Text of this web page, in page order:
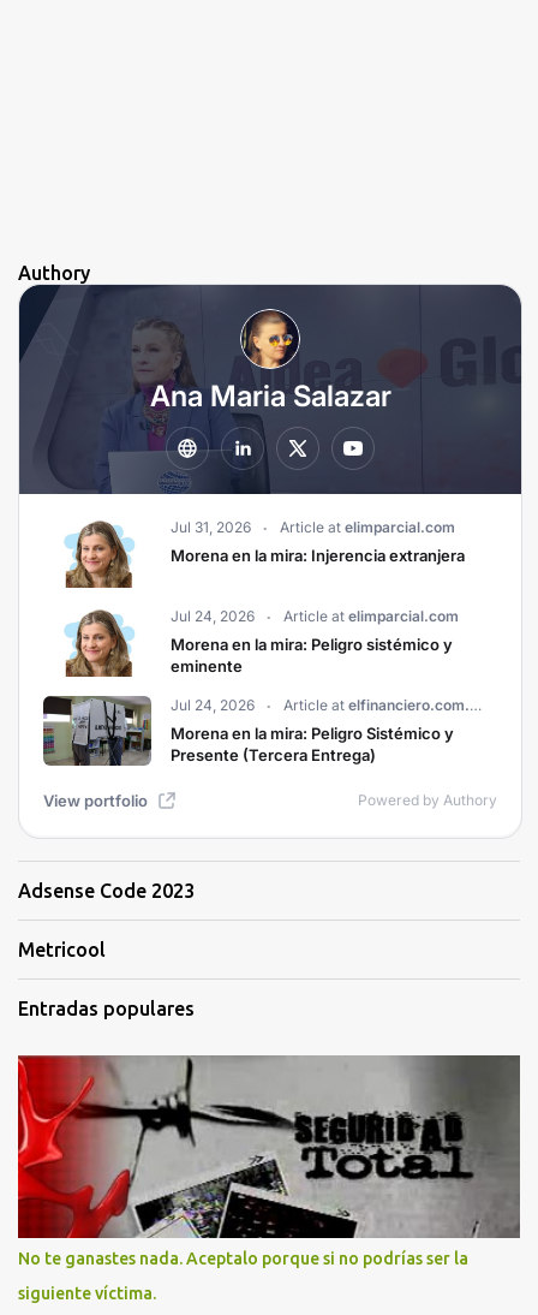
Authory
Adsense Code 2023
Metricool
Entradas populares
No te ganastes nada. Aceptalo porque si no podrías ser la
siguiente víctima.